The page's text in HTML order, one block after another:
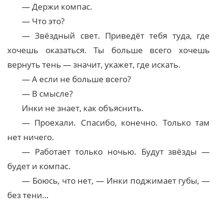
— Держи компас.
— Что это?
— Звёздный свет. Приведёт тебя туда, где
хочешь оказаться. Ты больше всего хочешь
вернуть тень — значит, укажет, где искать.
— А если не больше всего?
— В смысле?
Инки не знает, как объяснить.
— Проехали. Спасибо, конечно. Только там
нет ничего.
— Работает только ночью. Будут звёзды —
будет и компас.
— Боюсь, что нет, — Инки поджимает губы, —
без тени…